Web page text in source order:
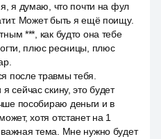
я думаю, что почти на фул
Может быть я ещё поищу.
***, как будто она тебе
плюс ресницы, плюс
после травмы тебя.
сейчас скину, это будет
пособираю деньги и в
хотя отстанет на 1
тема. Мне нужно будет